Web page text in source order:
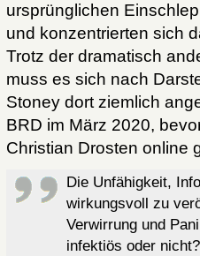
ursprünglichen
und konzentrierten sich
Trotz der dramatisch
muss es sich nach
Stoney dort ziemlich
BRD im März 2020,
Christian Drosten online
Die Unfähigkeit,
wirkungsvoll zu
Verwirrung und
infektiös oder